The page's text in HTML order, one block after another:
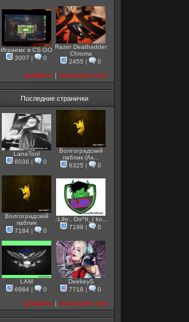
Играемс в CS:GO
3007 | 0
Razer Deathadder
Chroma
2455 | 0
добавить | посмотреть все
Последние странички
LanaTool
6036 | 0
Волгоградский
паблик (Ак...
6325 | 0
Волгоградский
паблик
7184 | 0
.:Life:. Do^It_| ko...
7199 | 0
LAM
6984 | 0
DeekeyS
7718 | 0
добавить | посмотреть все